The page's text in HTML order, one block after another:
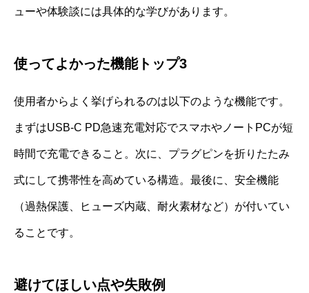
ューや体験談には具体的な学びがあります。
使ってよかった機能トップ3
使用者からよく挙げられるのは以下のような機能です。
まずはUSB-C PD急速充電対応でスマホやノートPCが短
時間で充電できること。次に、プラグピンを折りたたみ
式にして携帯性を高めている構造。最後に、安全機能
（過熱保護、ヒューズ内蔵、耐火素材など）が付いてい
ることです。
避けてほしい点や失敗例